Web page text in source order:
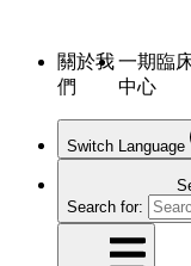
關於我
們
一期臨
中心
Switch Language
Search for: